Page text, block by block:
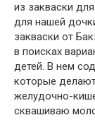
из закваски
для нашей
закваски от
в поисках
детей. В нем
которые
желудочно-
сквашиваю